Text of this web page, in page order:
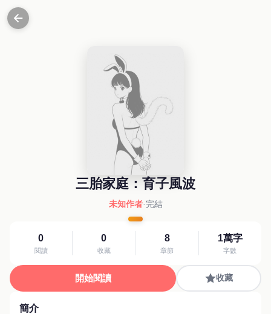
三胎家庭：育子風波
未知作者·完結
0
閱讀
0
收藏
8
章節
1萬字
字數
開始閱讀 收藏
簡介